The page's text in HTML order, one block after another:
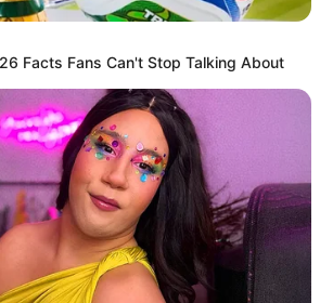
Facts Fans Can't Stop Talking About